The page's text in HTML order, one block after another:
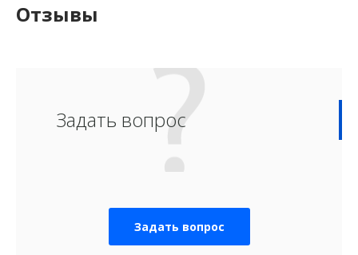
Отзывы
Задать вопрос
Задать вопрос